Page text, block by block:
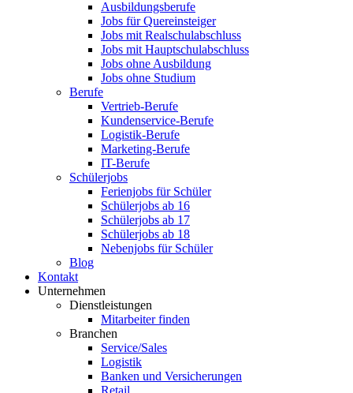
Ausbildungsberufe
Jobs für Quereinsteiger
Jobs mit Realschulabschluss
Jobs mit Hauptschulabschluss
Jobs ohne Ausbildung
Jobs ohne Studium
Berufe
Vertrieb-Berufe
Kundenservice-Berufe
Logistik-Berufe
Marketing-Berufe
IT-Berufe
Schülerjobs
Ferienjobs für Schüler
Schülerjobs ab 16
Schülerjobs ab 17
Schülerjobs ab 18
Nebenjobs für Schüler
Blog
Kontakt
Unternehmen
Dienstleistungen
Mitarbeiter finden
Branchen
Service/Sales
Logistik
Banken und Versicherungen
Retail